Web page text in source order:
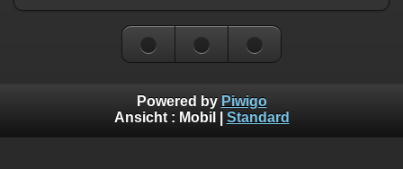
Powered by Piwigo
Ansicht : Mobil Standard